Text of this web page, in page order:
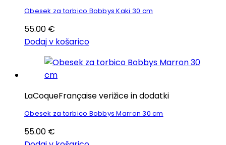
Obesek za torbico Bobbys Kaki 30 cm
55.00 €
Dodaj v košarico
LaCoqueFrançaise verižice in dodatki
Obesek za torbico Bobbys Marron 30 cm
55.00 €